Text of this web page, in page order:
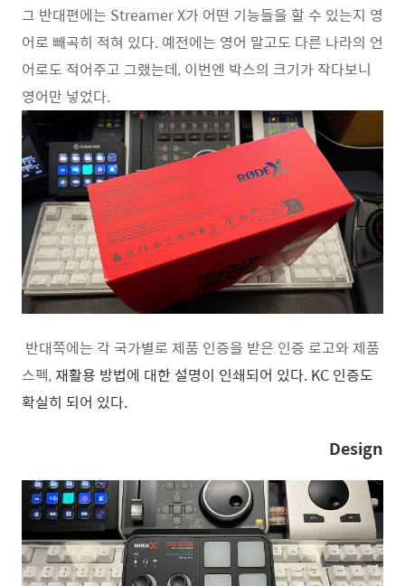
그 반대편에는 Streamer X가 어떤 기능들을 할 수 있는지 영
어로 빼곡히 적혀 있다. 예전에는 영어 말고도 다른 나라의 언
어로도 적어주고 그랬는데, 이번엔 박스의 크기가 작다보니
영어만 넣었다.
반대쪽에는 각 국가별로 제품 인증을 받은 인증 로고와 제품
스펙, 재활용 방법에 대한 설명이 인쇄되어 있다. KC 인증도
확실히 되어 있다.
Design